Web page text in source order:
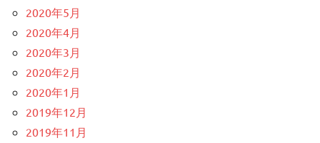
2020年5月
2020年4月
2020年3月
2020年2月
2020年1月
2019年12月
2019年11月